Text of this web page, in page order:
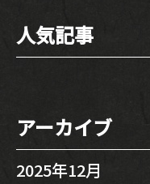
人気記事
アーカイブ
2025年12月